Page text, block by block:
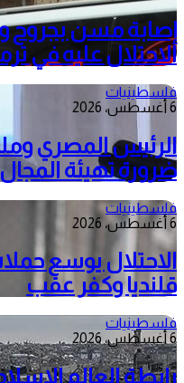
إصابة مسن بجروح
الاحتلال عليه في
فلسطينيات
6 أغسطس، 2026
الرئيس المصري
ضرورة تهيئة المجال
فلسطينيات
6 أغسطس، 2026
الاحتلال يوسع
قلنديا وكفر عقب
فلسطينيات
6 أغسطس، 2026
رابطة العالم